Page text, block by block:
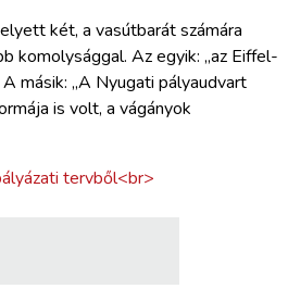
két, a vasútbarát számára
komolysággal. Az egyik: „az Eiffel-
másik: „A Nyugati pályaudvart
is volt, a vágányok